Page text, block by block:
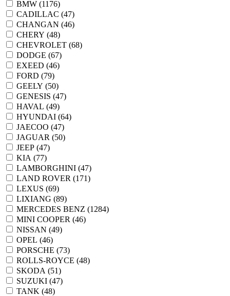
BMW (1176)
CADILLAC (47)
CHANGAN (46)
CHERY (48)
CHEVROLET (68)
DODGE (67)
EXEED (46)
FORD (79)
GEELY (50)
GENESIS (47)
HAVAL (49)
HYUNDAI (64)
JAECOO (47)
JAGUAR (50)
JEEP (47)
KIA (77)
LAMBORGHINI (47)
LAND ROVER (171)
LEXUS (69)
LIXIANG (89)
MERCEDES BENZ (1284)
MINI COOPER (46)
NISSAN (49)
OPEL (46)
PORSCHE (73)
ROLLS-ROYCE (48)
SKODA (51)
SUZUKI (47)
TANK (48)